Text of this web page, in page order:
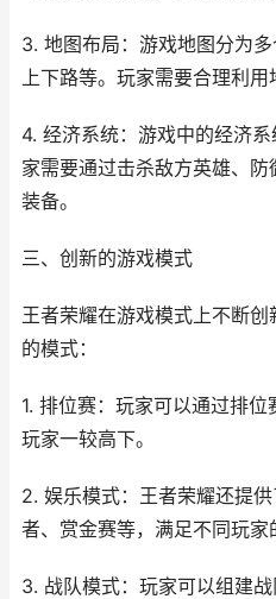
3. 地图布局：游戏地图分为多
上下路等。玩家需要合理利用
4. 经济系统：游戏中的经济
家需要通过击杀敌方英雄、
装备。
三、创新的游戏模式
王者荣耀在游戏模式上不断
的模式：
1. 排位赛：玩家可以通过排
玩家一较高下。
2. 娱乐模式：王者荣耀还提
者、赏金赛等，满足不同玩家
3. 战队模式：玩家可以组建战